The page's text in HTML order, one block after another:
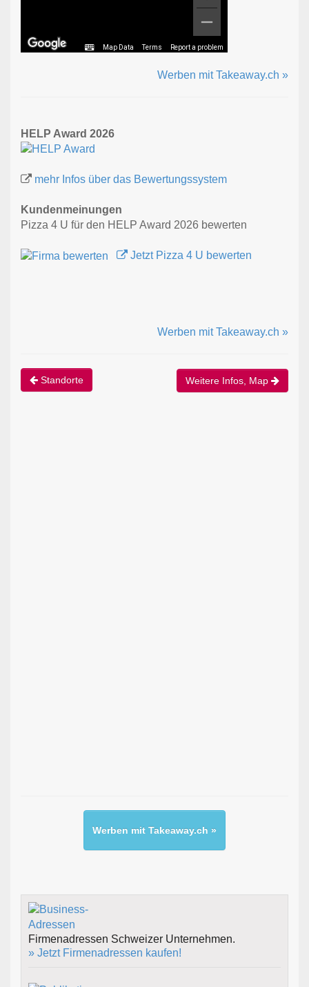
Map Data Terms Report a problem
Werben mit Takeaway.ch »
HELP Award 2026
mehr Infos über das Bewertungssystem
Kundenmeinungen
Pizza 4 U für den HELP Award 2026 bewerten
Jetzt Pizza 4 U bewerten
Werben mit Takeaway.ch »
Standorte Weitere Infos, Map
Werben mit Takeaway.ch »
Firmenadressen Schweizer Unternehmen.
» Jetzt Firmenadressen kaufen!